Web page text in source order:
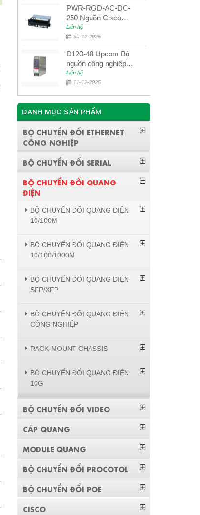
PWR-RGD-AC-DC-
250 Nguồn Cisco
Industrial 250W
PoE/PoE+
Liên hệ
30-12-2025
D120-48 Upcom Bộ
nguồn công nghiệp
đầu ra đơn 120W
48VDC
Liên hệ
11-12-2025
DANH MỤC SẢN PHẨM
BỘ CHUYỂN ĐỔI ETHERNET
CÔNG NGHIỆP
BỘ CHUYỂN ĐỔI SERIAL
BỘ CHUYỂN ĐỔI QUANG
ĐIỆN
BỘ CHUYỂN ĐỔI QUANG ĐIỆN
10/100M
BỘ CHUYỂN ĐỔI QUANG ĐIỆN
10/100/1000M
BỘ CHUYỂN ĐỔI QUANG ĐIỆN
SFP/XFP
BỘ CHUYỂN ĐỔI QUANG ĐIỆN
CÔNG NGHIỆP
RACK-MOUNT CHASSIS
BỘ CHUYỂN ĐỔI QUANG ĐIỆN
10G
BỘ CHUYỂN ĐỔI VIDEO
CÁP QUANG
MODULE QUANG
BỘ CHUYỂN ĐỔI PROCOTOL
BỘ CHUYỂN ĐỔI POE
CISCO